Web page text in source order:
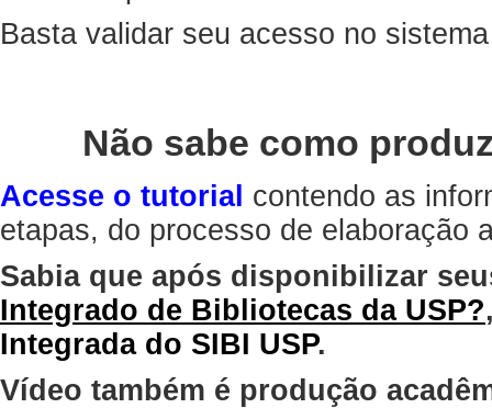
Basta validar seu acesso no
Não sabe como
Acesse o tutorial contendo as
etapas, do processo de elaboração
Sabia que após disponibilizar
Integrado de Bibliotecas da USP?
Integrada do SIBI USP.
Vídeo também é produção